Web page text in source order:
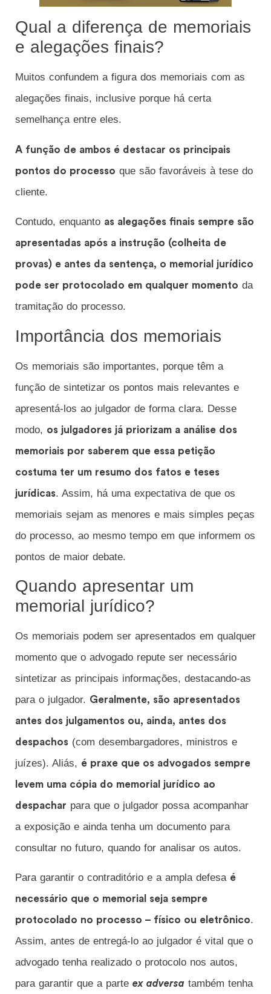
Qual a diferença de memoriais
e alegações finais?
Muitos confundem a figura dos memoriais com as
alegações finais, inclusive porque há certa
semelhança entre eles.
A função de ambos é destacar os principais
pontos do processo que são favoráveis à tese do
cliente.
Contudo, enquanto as alegações finais sempre são
apresentadas após a instrução (colheita de
provas) e antes da sentença, o memorial jurídico
pode ser protocolado em qualquer momento da
tramitação do processo.
Importância dos memoriais
Os memoriais são importantes, porque têm a
função de sintetizar os pontos mais relevantes e
apresentá-los ao julgador de forma clara. Desse
modo, os julgadores já priorizam a análise dos
memoriais por saberem que essa petição
costuma ter um resumo dos fatos e teses
jurídicas. Assim, há uma expectativa de que os
memoriais sejam as menores e mais simples peças
do processo, ao mesmo tempo em que informem os
pontos de maior debate.
Quando apresentar um
memorial jurídico?
Os memoriais podem ser apresentados em qualquer
momento que o advogado repute ser necessário
sintetizar as principais informações, destacando-as
para o julgador. Geralmente, são apresentados
antes dos julgamentos ou, ainda, antes dos
despachos (com desembargadores, ministros e
juízes). Aliás, é praxe que os advogados sempre
levem uma cópia do memorial jurídico ao
despachar para que o julgador possa acompanhar
a exposição e ainda tenha um documento para
consultar no futuro, quando for analisar os autos.
Para garantir o contraditório e a ampla defesa é
necessário que o memorial seja sempre
protocolado no processo – físico ou eletrônico.
Assim, antes de entregá-lo ao julgador é vital que o
advogado tenha realizado o protocolo nos autos,
para garantir que a parte ex adversa também tenha